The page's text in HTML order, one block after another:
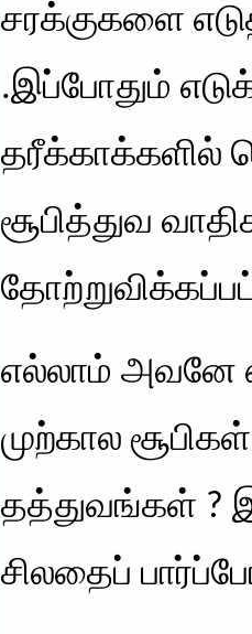
சரக்குகளை
.இப்போதும்
தரீக்காக்களில்
சூபித்துவ
எல்லாம் அவனே
முற்கால
தத்துவங்கள் ?
சிலதைப்